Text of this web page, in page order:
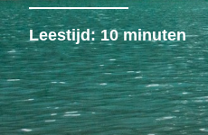
Leestijd:10 minuten